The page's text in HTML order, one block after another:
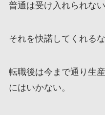
普通は受け入れられない
それを快諾してくれるな
転職後は今まで通り生
にはいかない。